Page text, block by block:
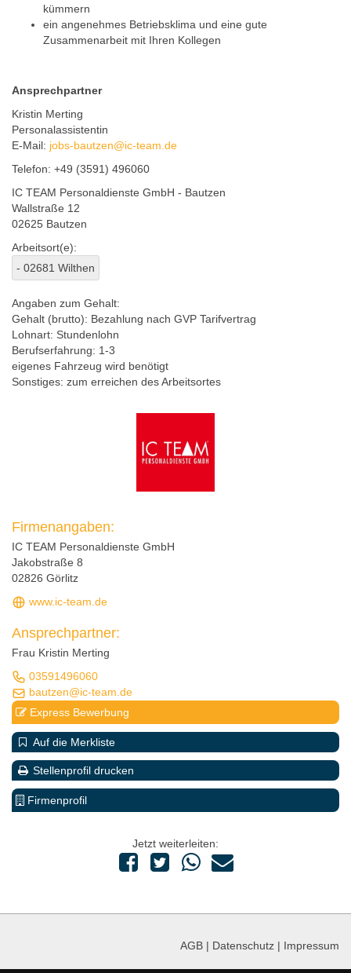
kümmern
ein angenehmes Betriebsklima und eine gute
Zusammenarbeit mit Ihren Kollegen
Ansprechpartner
Kristin Merting
Personalassistentin
E-Mail: jobs-bautzen@ic-team.de
Telefon: +49 (3591) 496060
IC TEAM Personaldienste GmbH - Bautzen
Wallstraße 12
02625 Bautzen
Arbeitsort(e):
- 02681 Wilthen
Angaben zum Gehalt:
Gehalt (brutto): Bezahlung nach GVP Tarifvertrag
Lohnart: Stundenlohn
Berufserfahrung: 1-3
eigenes Fahrzeug wird benötigt
Sonstiges: zum erreichen des Arbeitsortes
Firmenangaben:
IC TEAM Personaldienste GmbH
Jakobstraße 8
02826 Görlitz
www.ic-team.de
Ansprechpartner:
Frau Kristin Merting
03591496060
bautzen@ic-team.de
Express Bewerbung
Auf die Merkliste
Stellenprofil drucken
Firmenprofil
Jetzt weiterleiten:
AGB | Datenschutz | Impressum